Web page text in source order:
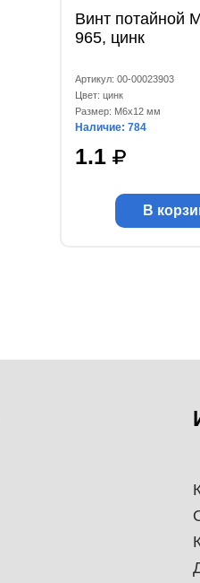
Винт потайной
965, цинк
Артикул: 00-00023903
Цвет: цинк
Размер: M6x12 мм
Наличие: 784
1.1
В